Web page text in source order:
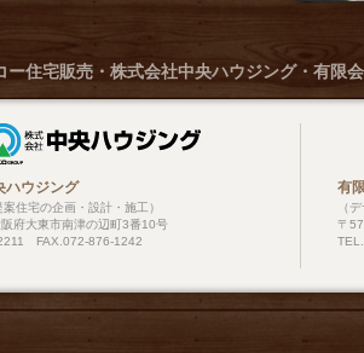
ー住宅販売・株式会社中央ハウジング・有限
ハウジング
案住宅の企画・設計・施工）
府大東市南津の辺町3番10号
FAX.072-876-1242
有
（
〒